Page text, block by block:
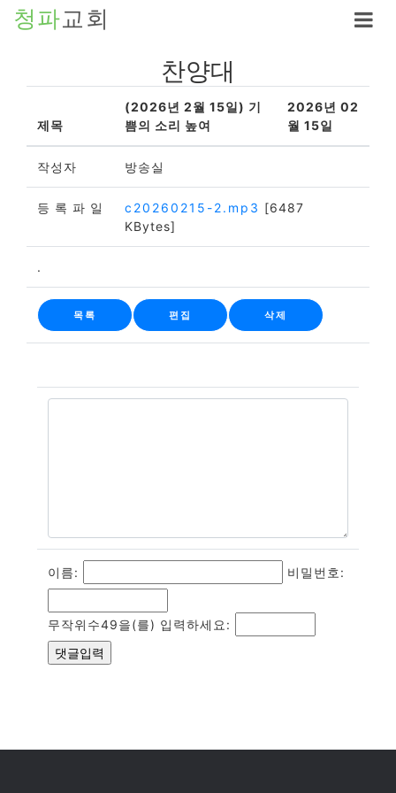
청파교회
찬양대
제목
(2026년 2월 15일) 기
쁨의 소리 높여
2026년 02
월 15일
작성자 방송실
등 록 파 일 c20260215-2.mp3 [6487
KBytes]
.
목록 편집 삭제
이름: 비밀번호:
무작위수49을(를) 입력하세요: